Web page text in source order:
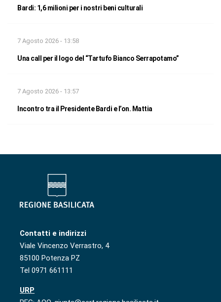
Bardi: 1,6 milioni per i nostri beni culturali
7 Agosto 2026 - 13:58
Una call per il logo del “Tartufo Bianco Serrapotamo”
7 Agosto 2026 - 13:57
Incontro tra il Presidente Bardi e l’on. Mattia
Contatti e indirizzi
Viale Vincenzo Verrastro, 4
85100 Potenza PZ
Tel 0971 661111
URP